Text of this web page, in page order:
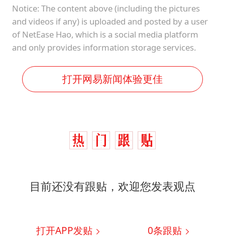
Notice: The content above (including the pictures
and videos if any) is uploaded and posted by a user
of NetEase Hao, which is a social media platform
and only provides information storage services.
打开网易新闻体验更佳
目前还没有跟贴，欢迎您发表观点
打开APP发贴 0条跟贴